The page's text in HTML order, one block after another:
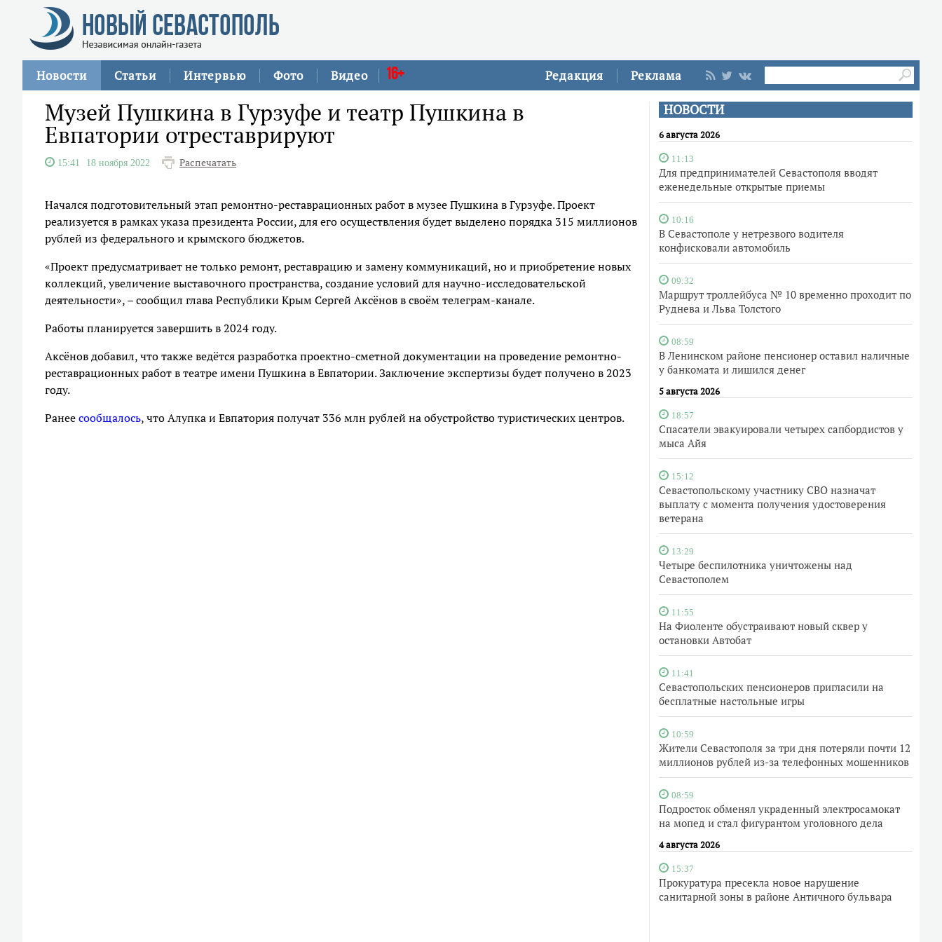
Редакция Реклама
Новости Статьи Интервью Фото Видео 16+
НОВОСТИ
6 августа 2026
11:13
Для предпринимателей Севастополя вводят
еженедельные открытые приемы
10:16
В Севастополе у нетрезвого водителя
конфисковали автомобиль
09:32
Маршрут троллейбуса № 10 временно проходит по
Руднева и Льва Толстого
08:59
В Ленинском районе пенсионер оставил наличные
у банкомата и лишился денег
5 августа 2026
18:57
Спасатели эвакуировали четырех сапбордистов у
мыса Айя
15:12
Севастопольскому участнику СВО назначат
выплату с момента получения удостоверения
ветерана
13:29
Четыре беспилотника уничтожены над
Севастополем
11:55
На Фиоленте обустраивают новый сквер у
остановки Автобат
11:41
Севастопольских пенсионеров пригласили на
бесплатные настольные игры
10:59
Жители Севастополя за три дня потеряли почти 12
миллионов рублей из-за телефонных мошенников
08:59
Подросток обменял украденный электросамокат
на мопед и стал фигурантом уголовного дела
4 августа 2026
15:37
Прокуратура пресекла новое нарушение
санитарной зоны в районе Античного бульвара
Музей Пушкина в Гурзуфе и театр Пушкина в
Евпатории отреставрируют
15:41 18 ноября 2022 Распечатать
Начался подготовительный этап ремонтно-реставрационных работ в музее Пушкина в Гурзуфе. Проект
реализуется в рамках указа президента России, для его осуществления будет выделено порядка 315 миллионов
рублей из федерального и крымского бюджетов.
«Проект предусматривает не только ремонт, реставрацию и замену коммуникаций, но и приобретение новых
коллекций, увеличение выставочного пространства, создание условий для научно-исследовательской
деятельности», – сообщил глава Республики Крым Сергей Аксёнов в своём телеграм-канале.
Работы планируется завершить в 2024 году.
Аксёнов добавил, что также ведётся разработка проектно-сметной документации на проведение ремонтно-
реставрационных работ в театре имени Пушкина в Евпатории. Заключение экспертизы будет получено в 2023
году.
Ранеесообщалось, что Алупка и Евпатория получат 336 млн рублей на обустройство туристических центров.